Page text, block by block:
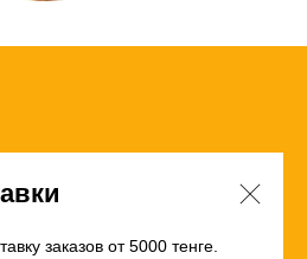
заказов от 5000 тенге.